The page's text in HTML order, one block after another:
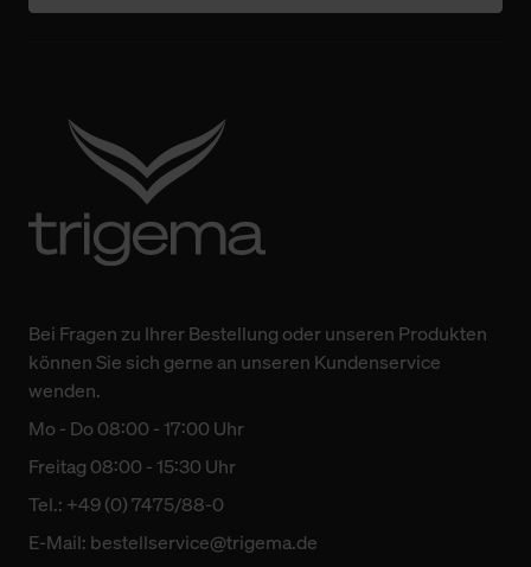
Bei Fragen zu Ihrer Bestellung oder unseren Produkten
können Sie sich gerne an unseren Kundenservice
wenden.
Mo - Do 08:00 - 17:00 Uhr
Freitag 08:00 - 15:30 Uhr
Tel.: +49 (0) 7475/88-0
E-Mail: bestellservice@trigema.de